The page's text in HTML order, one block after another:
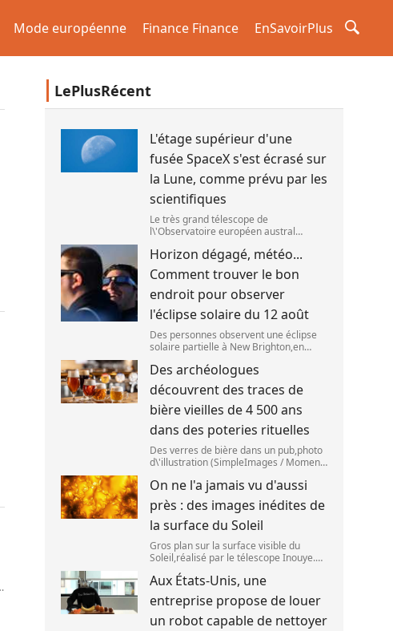
Mode européenne Finance Finance EnSavoirPlus
LePlusRécent
L'étage supérieur d'une
fusée SpaceX s'est écrasé sur
la Lune, comme prévu par les
scientifiques
Le très grand télescope de
l\'Observatoire européen austral
preuves que l\'étage supérieur d\'une
fusée de SpaceX s\'est bien écrasé sur
la Lune,le 5 aoû
Horizon dégagé, météo...
Comment trouver le bon
endroit pour observer
l'éclipse solaire du 12 août
Des personnes observent une éclipse
solaire partielle à New Brighton,en
2025. (SANKA VIDANAGAMA )
Des archéologues
découvrent des traces de
bière vieilles de 4 500 ans
dans des poteries rituelles
Des verres de bière dans un pub,photo
d\'illustration (SimpleImages / Moment
boisson alcoolisée du monde. Les
premières traces de bière ont été
retrouvées ch
On ne l'a jamais vu d'aussi
près : des images inédites de
la surface du Soleil
Gros plan sur la surface visible du
Soleil,réalisé par le télescope Inouye.
(NSF/NSO/AURA/MPS) Certains se
préparent peut-être à photographier le
mieux possible l\'éclipse solaire,prévue
le 1
Aux États-Unis, une
entreprise propose de louer
un robot capable de nettoyer